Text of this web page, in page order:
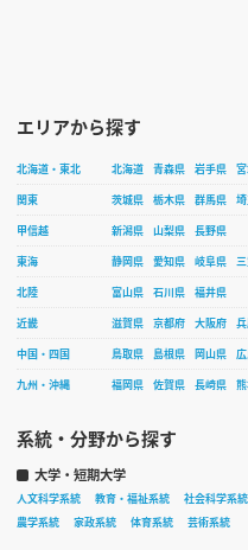
エリアから探す
北海道・東北 北海道 青森県 岩手県
関東
茨城県 栃木県 群馬県
甲信越
新潟県 山梨県
長野県
東海
静岡県 愛知県 岐阜県
北陸
富山県 石川県
福井県
近畿
滋賀県 京都府 大阪府
中国・四国
鳥取県 島根県 岡山県
九州・沖縄
福岡県 佐賀県 長崎県
系統・分野から探す
大学・短期大学
人文科学系統 教育・福祉系統 社会科学系統
農学系統
家政系統 体育系統 芸術系統